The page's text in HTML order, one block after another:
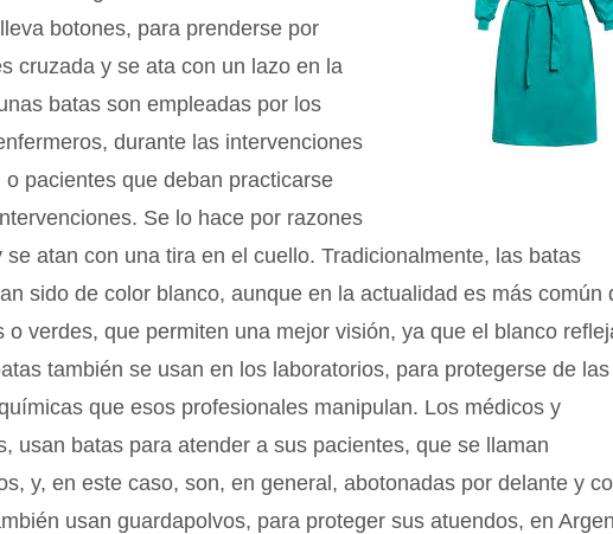
botones, para prenderse por
cruzada y se ata con un lazo en la
batas son empleadas por los
durante las intervenciones
o pacientes que deban practicarse
Se lo hace por razones
se atan con una tira en el cuello. Tradicionalmente, las batas
sido de color blanco, aunque en la actualidad es más común
o verdes, que permiten una mejor visión, ya que el blanco
también se usan en los laboratorios, para protegerse de las
que esos profesionales manipulan. Los médicos y
usan batas para atender a sus pacientes, que se llaman
y, en este caso, son, en general, abotonadas por delante y
usan guardapolvos, para proteger sus atuendos, en